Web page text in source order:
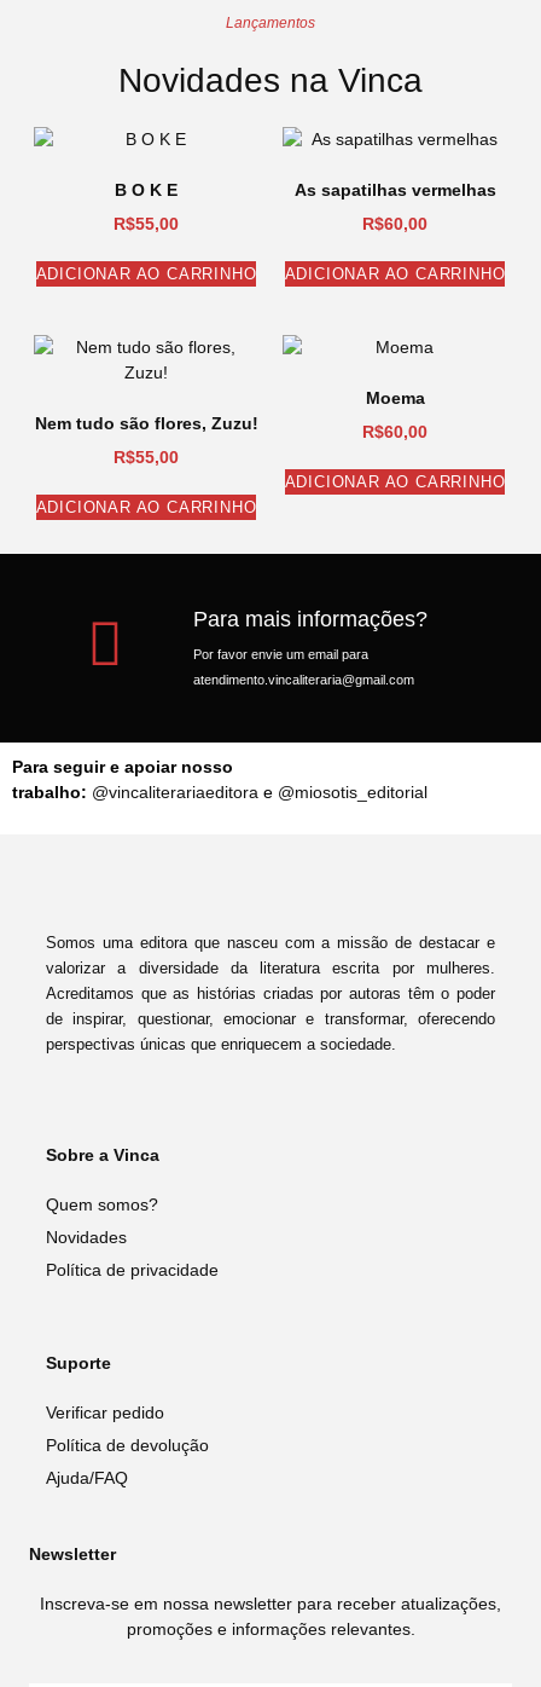
Lançamentos
Novidades na Vinca
B O K E
R$55,00
ADICIONAR AO CARRINHO
As sapatilhas vermelhas
R$60,00
ADICIONAR AO CARRINHO
Nem tudo são flores, Zuzu!
R$55,00
ADICIONAR AO CARRINHO
Moema
R$60,00
ADICIONAR AO CARRINHO
Para mais informações?
Por favor envie um email para
atendimento.vincaliteraria@gmail.com
Para seguir e apoiar nosso
trabalho: @vincaliterariaeditora e @miosotis_editorial
Somos uma editora que nasceu com a missão de destacar e
valorizar a diversidade da literatura escrita por mulheres.
Acreditamos que as histórias criadas por autoras têm o poder
de inspirar, questionar, emocionar e transformar, oferecendo
perspectivas únicas que enriquecem a sociedade.
Sobre a Vinca
Quem somos?
Novidades
Política de privacidade
Suporte
Verificar pedido
Política de devolução
Ajuda/FAQ
Newsletter
Inscreva-se em nossa newsletter para receber atualizações,
promoções e informações relevantes.